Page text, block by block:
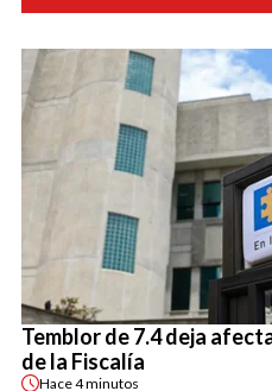
Temblor de 7.4 deja
de la Fiscalía
Hace4 minutos